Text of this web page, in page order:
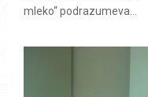
mleko“ podrazumeva...